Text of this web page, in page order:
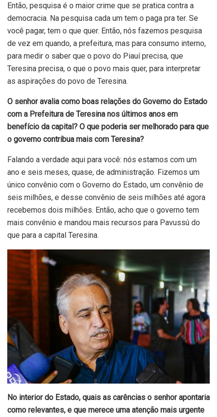
Então, pesquisa é o maior crime que se pratica contra a
democracia. Na pesquisa cada um tem o paga pra ter. Se
você pagar, tem o que quer. Então, nós fazemos pesquisa
de vez em quando, a prefeitura, mas para consumo interno,
para medir o saber que o povo do Piauí precisa, que
Teresina precisa, o que o povo mais quer, para interpretar
as aspirações do povo de Teresina.
O senhor avalia como boas relações do Governo do Estado
com a Prefeitura de Teresina nos últimos anos em
benefício da capital? O que poderia ser melhorado para que
o governo contribua mais com Teresina?
Falando a verdade aqui para você: nós estamos com um
ano e seis meses, quase, de administração. Fizemos um
único convênio com o Governo do Estado, um convênio de
seis milhões, e desse convênio de seis milhões até agora
recebemos dois milhões. Então, acho que o governo tem
mais convênio e mandou mais recursos para Pavussú do
que para a capital Teresina.
No interior do Estado, quais as carências o senhor apontaria
como relevantes, e que merece uma atenção mais urgente